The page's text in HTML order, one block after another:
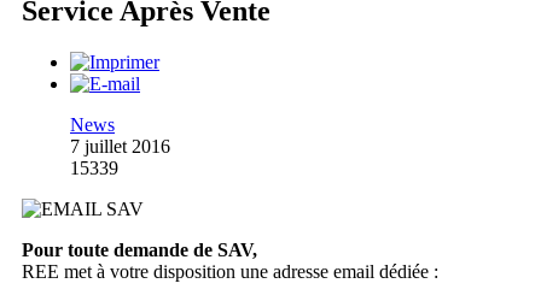
Service Après Vente
News
7 juillet 2016
15339
Pour toute demande de SAV,
REE met à votre disposition une adresse email dédiée :